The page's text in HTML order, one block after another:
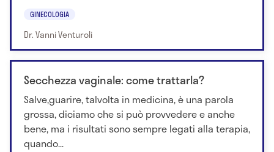
GINECOLOGIA
Dr. Vanni Venturoli
Secchezza vaginale: come trattarla?
Salve,guarire, talvolta in medicina, è una parola
grossa, diciamo che si può provvedere e anche
bene, ma i risultati sono sempre legati alla terapia,
quando...